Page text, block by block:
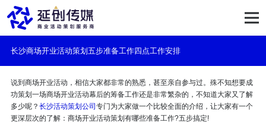
长沙商场开业活动策划五步准备工作四点工作安排
说到商场开业活动，相信大家都非常的熟悉，甚至亲自参与过。殊不知想要成
功策划一场商场开业活动幕后的筹备工作还是非常繁杂的，不知道大家又了解
多少呢？ 长沙活动策划公司 专门为大家做一个比较全面的介绍，让大家有一个
更深层次的了解：商场开业活动策划有哪些准备工作?五步搞定!